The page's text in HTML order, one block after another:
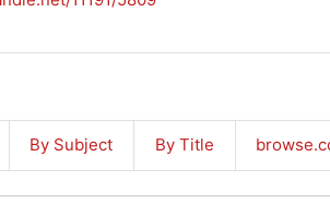
By Subject By Title